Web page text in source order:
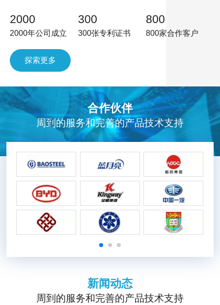
2000
2000年公司成立
300
300张专利证书
800
800家合作客户
探索更多
合作伙伴
周到的服务和完善的产品技术支持
新闻动态
周到的服务和完善的产品技术支持